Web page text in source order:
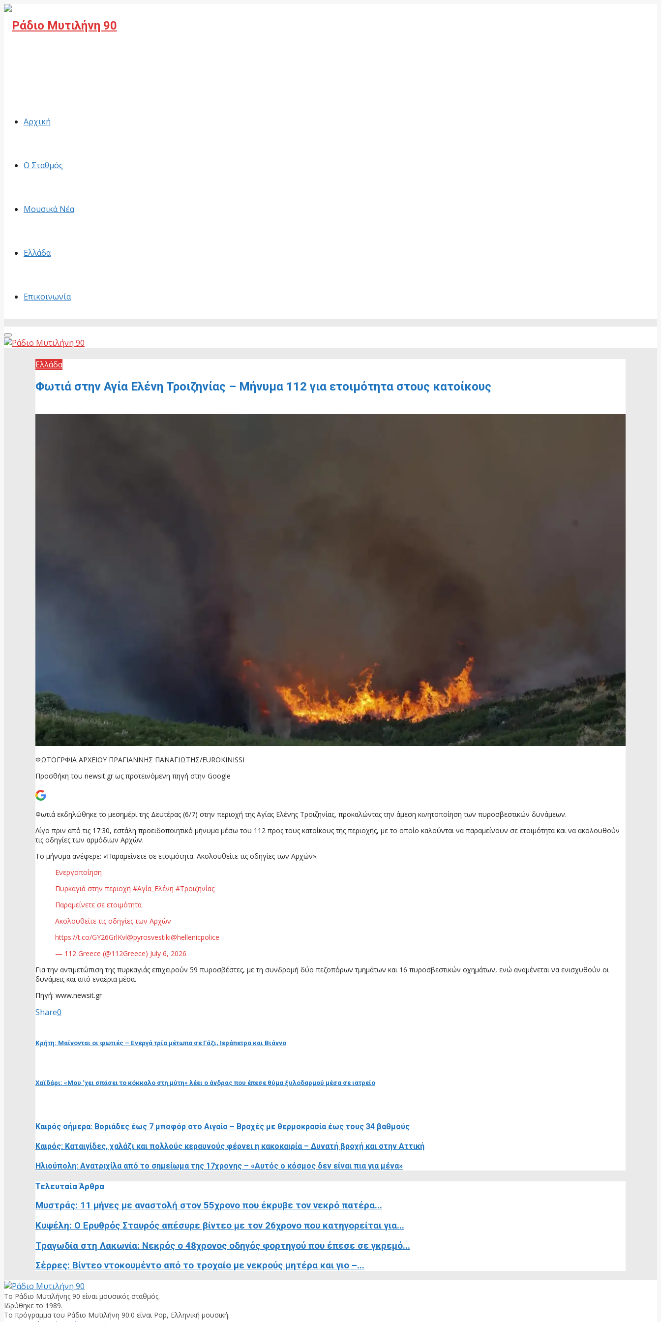
Αρχική
Ο Σταθμός
Μουσικά Νέα
Ελλάδα
Επικοινωνία
Primary
Menu
Ελλάδα
Φωτιά στην Αγία Ελένη Τροιζηνίας – Μήνυμα 112 για ετοιμότητα στους κατοίκους
ΦΩΤΟΓΡΦΙΑ ΑΡΧΕΙΟΥ ΠΡΑΓΙΑΝΝΗΣ ΠΑΝΑΓΙΩΤΗΣ/EUROKINISSI
Προσθήκη του newsit.gr ως προτεινόμενη πηγή στην Google
Φωτιά εκδηλώθηκε το μεσημέρι της Δευτέρας (6/7) στην περιοχή της Αγίας Ελένης Τροιζηνίας, προκαλώντας την άμεση κινητοποίηση των πυροσβεστικών δυνάμεων.
Λίγο πριν από τις 17:30, εστάλη προειδοποιητικό μήνυμα μέσω του 112 προς τους κατοίκους της περιοχής, με το οποίο καλούνται να παραμείνουν σε ετοιμότητα και να ακολουθούν
τις οδηγίες των αρμόδιων Αρχών.
Το μήνυμα ανέφερε: «Παραμείνετε σε ετοιμότητα. Ακολουθείτε τις οδηγίες των Αρχών».
Ενεργοποίηση
Πυρκαγιά στην περιοχή #Αγία_Ελένη #Τροιζηνίας
Παραμείνετε σε ετοιμότητα
Ακολουθείτε τις οδηγίες των Αρχών
https://t.co/GY26GrlKvl@pyrosvestiki@hellenicpolice
— 112 Greece (@112Greece) July 6, 2026
Για την αντιμετώπιση της πυρκαγιάς επιχειρούν 59 πυροσβέστες, με τη συνδρομή δύο πεζοπόρων τμημάτων και 16 πυροσβεστικών οχημάτων, ενώ αναμένεται να ενισχυθούν οι
δυνάμεις και από εναέρια μέσα.
Πηγή: www.newsit.gr
Share0
Κρήτη: Μαίνονται οι φωτιές – Ενεργά τρία μέτωπα σε Γάζι, Ιεράπετρα και Βιάννο
Χαϊδάρι: «Μου ‘χει σπάσει το κόκκαλο στη μύτη» λέει ο άνδρας που έπεσε θύμα ξυλοδαρμού μέσα σε ιατρείο
Καιρός σήμερα: Βοριάδες έως 7 μποφόρ στο Αιγαίο – Βροχές με θερμοκρασία έως τους 34 βαθμούς
Καιρός: Καταιγίδες, χαλάζι και πολλούς κεραυνούς φέρνει η κακοκαιρία – Δυνατή βροχή και στην Αττική
Ηλιούπολη: Ανατριχίλα από το σημείωμα της 17χρονης – «Αυτός ο κόσμος δεν είναι πια για μένα»
Τελευταία Άρθρα
Μυστράς: 11 μήνες με αναστολή στον 55χρονο που έκρυβε τον νεκρό πατέρα...
Κυψέλη: Ο Ερυθρός Σταυρός απέσυρε βίντεο με τον 26χρονο που κατηγορείται για...
Τραγωδία στη Λακωνία: Νεκρός ο 48χρονος οδηγός φορτηγού που έπεσε σε γκρεμό...
Σέρρες: Βίντεο ντοκουμέντο από το τροχαίο με νεκρούς μητέρα και γιο –...
Το Ράδιο Μυτιλήνης 90 είναι μουσικός σταθμός.
Ιδρύθηκε το 1989.
Το πρόγραμμα του Ράδιο Μυτιλήνη 90.0 είναι Pop, Ελληνική μουσική.